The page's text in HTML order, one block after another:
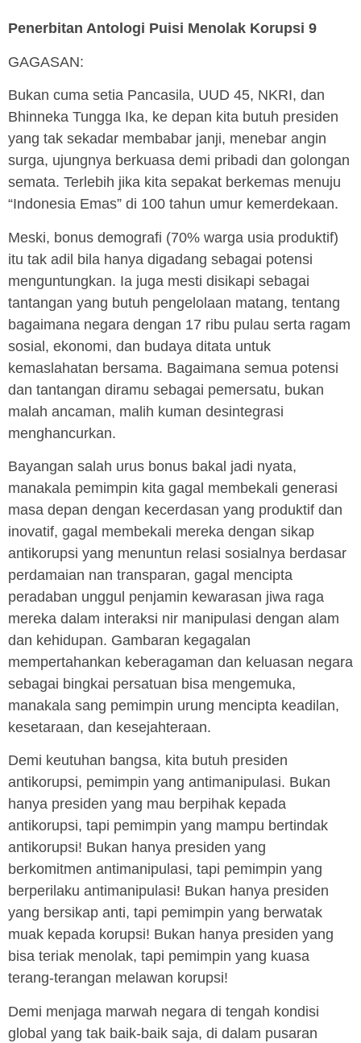
Penerbitan Antologi Puisi Menolak Korupsi 9
GAGASAN:
Bukan cuma setia Pancasila, UUD 45, NKRI, dan
Bhinneka Tungga Ika, ke depan kita butuh presiden
yang tak sekadar membabar janji, menebar angin
surga, ujungnya berkuasa demi pribadi dan golongan
semata. Terlebih jika kita sepakat berkemas menuju
“Indonesia Emas” di 100 tahun umur kemerdekaan.
Meski, bonus demografi (70% warga usia produktif)
itu tak adil bila hanya digadang sebagai potensi
menguntungkan. Ia juga mesti disikapi sebagai
tantangan yang butuh pengelolaan matang, tentang
bagaimana negara dengan 17 ribu pulau serta ragam
sosial, ekonomi, dan budaya ditata untuk
kemaslahatan bersama. Bagaimana semua potensi
dan tantangan diramu sebagai pemersatu, bukan
malah ancaman, malih kuman desintegrasi
menghancurkan.
Bayangan salah urus bonus bakal jadi nyata,
manakala pemimpin kita gagal membekali generasi
masa depan dengan kecerdasan yang produktif dan
inovatif, gagal membekali mereka dengan sikap
antikorupsi yang menuntun relasi sosialnya berdasar
perdamaian nan transparan, gagal mencipta
peradaban unggul penjamin kewarasan jiwa raga
mereka dalam interaksi nir manipulasi dengan alam
dan kehidupan. Gambaran kegagalan
mempertahankan keberagaman dan keluasan negara
sebagai bingkai persatuan bisa mengemuka,
manakala sang pemimpin urung mencipta keadilan,
kesetaraan, dan kesejahteraan.
Demi keutuhan bangsa, kita butuh presiden
antikorupsi, pemimpin yang antimanipulasi. Bukan
hanya presiden yang mau berpihak kepada
antikorupsi, tapi pemimpin yang mampu bertindak
antikorupsi! Bukan hanya presiden yang
berkomitmen antimanipulasi, tapi pemimpin yang
berperilaku antimanipulasi! Bukan hanya presiden
yang bersikap anti, tapi pemimpin yang berwatak
muak kepada korupsi! Bukan hanya presiden yang
bisa teriak menolak, tapi pemimpin yang kuasa
terang-terangan melawan korupsi!
Demi menjaga marwah negara di tengah kondisi
global yang tak baik-baik saja, di dalam pusaran